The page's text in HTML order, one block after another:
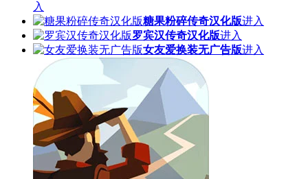
入
糖果粉碎传奇汉化版进入
罗宾汉传奇汉化版进入
女友爱换装无广告版进入